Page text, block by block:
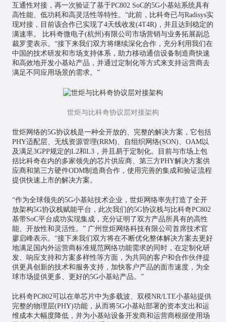
互通性对接，再一次验证了基于PC802 SoC的5G小基站系统具有
高性能、低功耗和高灵活性等特性。“此前，比科奇已与Radisys实
现对接，目前该合作已实现了4天线收发(4T4R)，并且达到稳定的
满速率。 比科奇微电子(杭州)有限公司市场营销与业务拓展副总
裁罗雯表示。“接下来我们双方将继续深化合作，充分利用我们在
中国的技术研发和市场支持体系，助力移动通信设备制造商快速
和高效地开发小基站产品，并通过定制化等方式来支持运营商去
满足不同应用场景的需求。”
世炬与比科奇协议层对接架构
世炬网络的5G协议栈是一种全开放的、完整的解决方案，它包括
PHY适配层、无线资源管理(RRM)、自组织网络(SON)、OAM以
及满足3GPP规定的L2和L3，并且易于定制化。目前与市场上包
括比科奇在内的多家领先的芯片供应商、第三方PHY解决方案供
应商和第三方硬件ODM制造商合作，使用完善的集成和验证流程
提供快速上市的解决方案。
“作为全球领先的5G小基站技术企业，世炬网络率先打造了全开
放架构5G协议栈赋能平台，此次我们的5G协议栈与比科奇PC802
基带SoC平台成功实现集成，充分证明了双方产品所具有的高性
能、开放性和灵活性。” 广州世炬网络科技有限公司首席技术官
廖启峰表示。“接下来我们双方将在不断优化整体解决方案去更好
地满足国内外运营商标准规范网络功能需求的同时，在定制化研
发、响应支持和方案多样性等方面，为共同的客户和合作伙伴提
供更具创新的技术和服务支持，加快客户产品的面市速度，为全
球市场提供更多、更好的5G小基站产品。”
比科奇PC802可以在单芯片中为多载波、双模NR/LTE小基站提供
完整的物理层(PHY)功能，从而将5G小基站部署的资本支出和运
维成本大幅度降低，并为小基站设备开发商和运营商根据使用场